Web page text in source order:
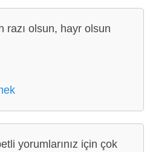
razı olsun, hayr olsun
yorumlarınız için çok